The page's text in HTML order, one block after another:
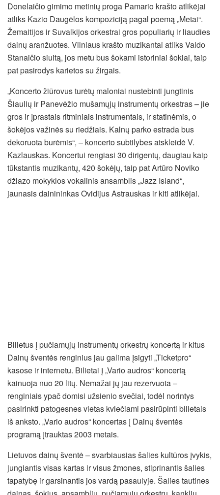
Donelaičio gimimo metinių proga Pamario krašto atlikėjai
atliks Kazio Daugėlos kompoziciją pagal poemą „Metai“.
Žemaitijos ir Suvalkijos orkestrai gros populiarių ir liaudies
dainų aranžuotes. Vilniaus krašto muzikantai atliks Valdo
Stanaičio siuitą, jos metu bus šokami istoriniai šokiai, taip
pat pasirodys karietos su žirgais.
„Koncerto žiūrovus turėtų maloniai nustebinti jungtinis
Šiaulių ir Panevėžio mušamųjų instrumentų orkestras – jie
gros ir įprastais ritminiais instrumentais, ir statinėmis, o
šokėjos važinės su riedžiais. Kalnų parko estrada bus
dekoruota burėmis“, – koncerto subtilybes atskleidė V.
Kazlauskas. Koncertui rengiasi 30 dirigentų, daugiau kaip
tūkstantis muzikantų, 420 šokėjų, taip pat Artūro Noviko
džiazo mokyklos vokalinis ansamblis „Jazz Island“,
jaunasis dainininkas Ovidijus Astrauskas ir kiti atlikėjai.
Bilietus į pučiamųjų instrumentų orkestrų koncertą ir kitus
Dainų šventės renginius jau galima įsigyti „Ticketpro“
kasose ir internetu. Bilietai į „Vario audros“ koncertą
kainuoja nuo 20 litų. Nemažai jų jau rezervuota –
renginiais ypač domisi užsienio svečiai, todėl norintys
pasirinkti patogesnes vietas kviečiami pasirūpinti bilietais
iš anksto. „Vario audros“ koncertas į Dainų šventės
programą įtrauktas 2003 metais.
Lietuvos dainų šventė – svarbiausias šalies kultūros įvykis,
jungiantis visas kartas ir visus žmones, stiprinantis šalies
tapatybę ir garsinantis jos vardą pasaulyje. Šalies tautines